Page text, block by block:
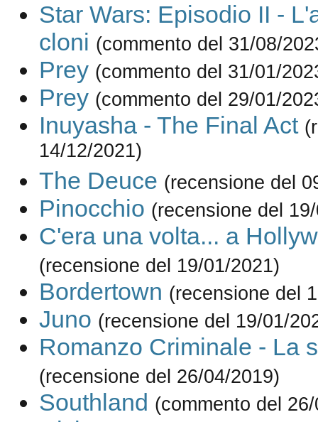
Star Wars: Episodio II -
cloni (commento del 31/08/
Prey (commento del 31/01/
Prey (commento del 29/01/
Inuyasha - The Final Act
14/12/2021)
The Deuce (recensione del
Pinocchio (recensione del
C'era una volta... a
(recensione del 19/01/2021)
Bordertown (recensione del
Juno (recensione del 19/01/
Romanzo Criminale - La
(recensione del 26/04/2019)
Southland (commento del